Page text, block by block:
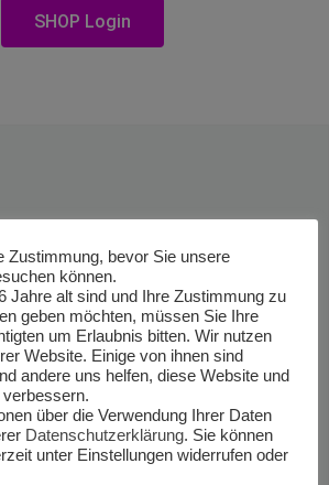
SHOP Login
Zustimmung, bevor Sie unsere
können.
Jahre alt sind und Ihre Zustimmung zu
geben möchten, müssen Sie Ihre
um Erlaubnis bitten. Wir nutzen
Website. Einige von ihnen sind
andere uns helfen, diese Website und
über die Verwendung Ihrer Daten
Datenschutzerklärung. Sie können
unter Einstellungen widerrufen oder